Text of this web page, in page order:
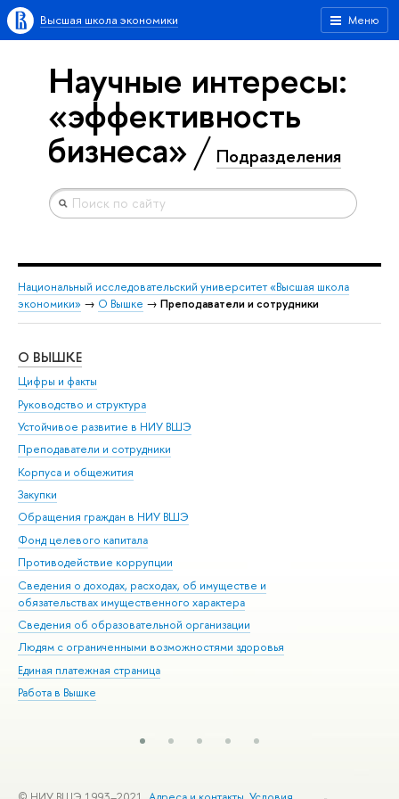
Меню
Высшая школа экономики
Научные интересы:
«эффективность
бизнеса» Подразделения
Национальный исследовательский университет «Высшая школа
экономики» → О Вышке → Преподаватели и сотрудники
О ВЫШКЕ
Цифры и факты
Руководство и структура
Устойчивое развитие в НИУ ВШЭ
Преподаватели и сотрудники
Корпуса и общежития
Закупки
Обращения граждан в НИУ ВШЭ
Фонд целевого капитала
Противодействие коррупции
Сведения о доходах, расходах, об имуществе и
обязательствах имущественного характера
Сведения об образовательной организации
Людям с ограниченными возможностями здоровья
Единая платежная страница
Работа в Вышке